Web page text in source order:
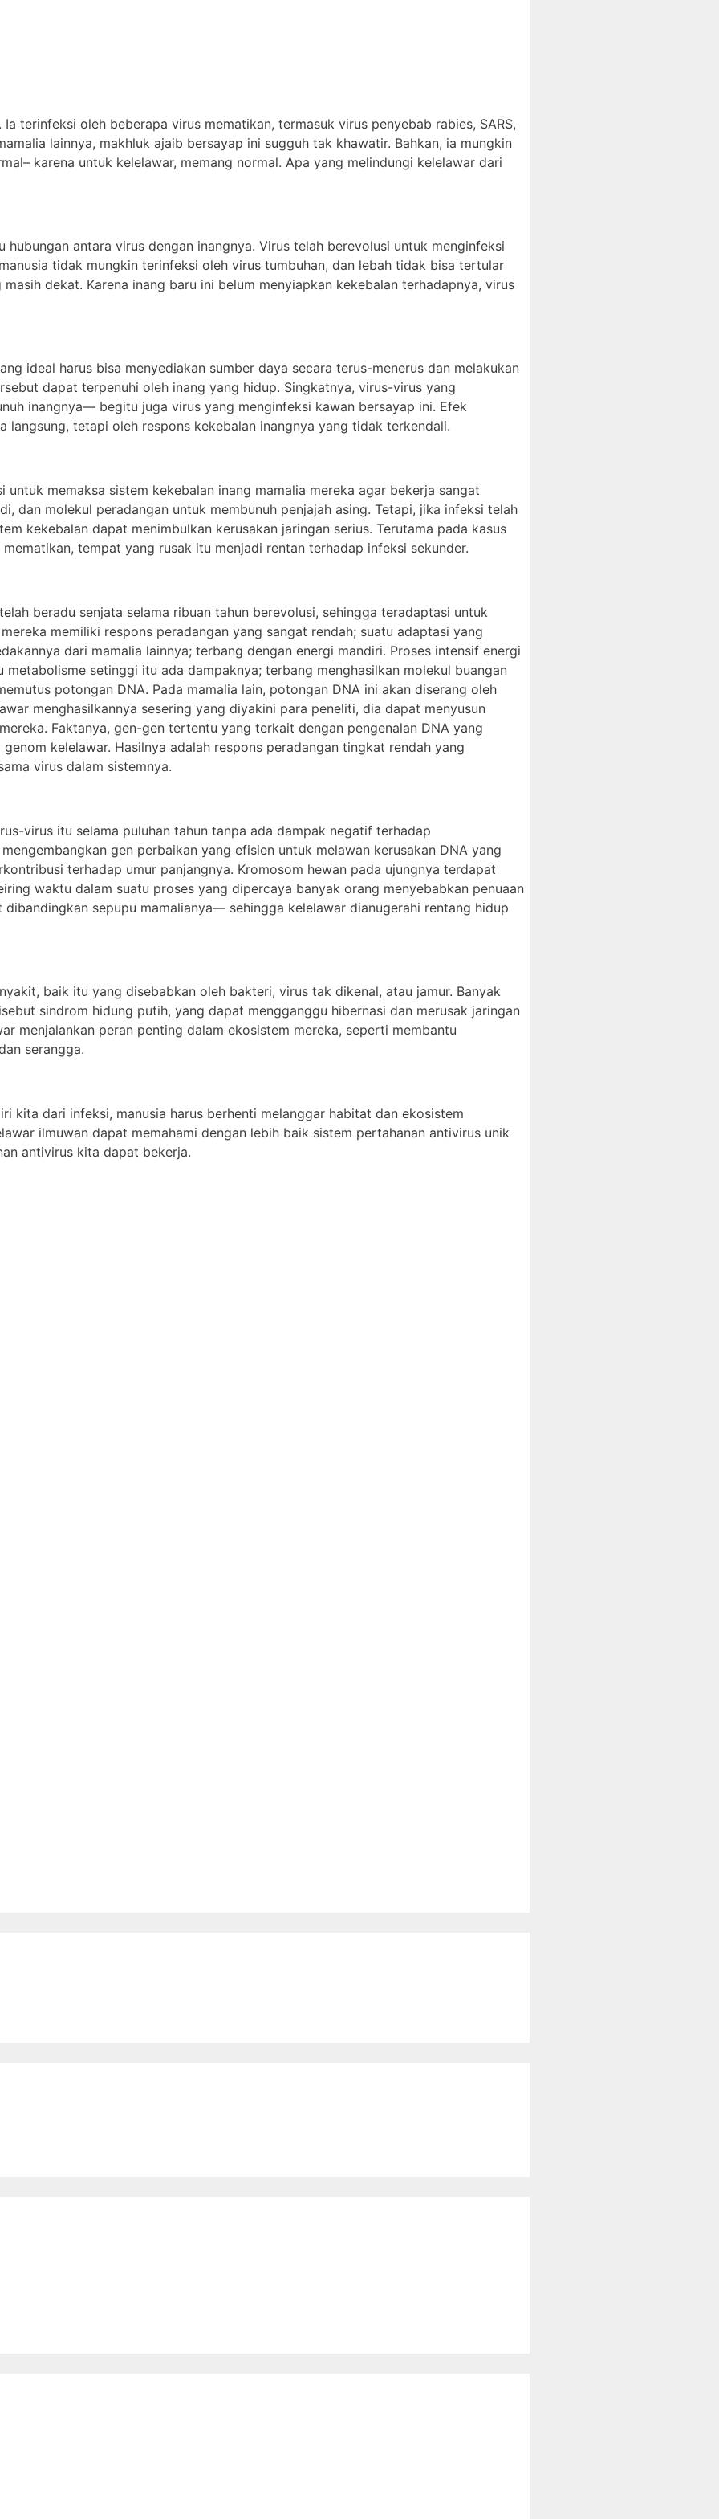
terinfeksi oleh beberapa virus mematikan, termasuk virus penyebab rabies, SARS,
lainnya, makhluk ajaib bersayap ini sugguh tak khawatir. Bahkan, ia mungkin
karena untuk kelelawar, memang normal. Apa yang melindungi kelelawar dari
antara virus dengan inangnya. Virus telah berevolusi untuk menginfeksi
tidak mungkin terinfeksi oleh virus tumbuhan, dan lebah tidak bisa tertular
dekat. Karena inang baru ini belum menyiapkan kekebalan terhadapnya, virus
ideal harus bisa menyediakan sumber daya secara terus-menerus dan melakukan
dapat terpenuhi oleh inang yang hidup. Singkatnya, virus-virus yang
inangnya— begitu juga virus yang menginfeksi kawan bersayap ini. Efek
langsung, tetapi oleh respons kekebalan inangnya yang tidak terkendali.
memaksa sistem kekebalan inang mamalia mereka agar bekerja sangat
dan molekul peradangan untuk membunuh penjajah asing. Tetapi, jika infeksi telah
kekebalan dapat menimbulkan kerusakan jaringan serius. Terutama pada kasus
tempat yang rusak itu menjadi rentan terhadap infeksi sekunder.
beradu senjata selama ribuan tahun berevolusi, sehingga teradaptasi untuk
memiliki respons peradangan yang sangat rendah; suatu adaptasi yang
dari mamalia lainnya; terbang dengan energi mandiri. Proses intensif energi
setinggi itu ada dampaknya; terbang menghasilkan molekul buangan
potongan DNA. Pada mamalia lain, potongan DNA ini akan diserang oleh
menghasilkannya sesering yang diyakini para peneliti, dia dapat menyusun
Faktanya, gen-gen tertentu yang terkait dengan pengenalan DNA yang
kelelawar. Hasilnya adalah respons peradangan tingkat rendah yang
virus dalam sistemnya.
virus itu selama puluhan tahun tanpa ada dampak negatif terhadap
gen perbaikan yang efisien untuk melawan kerusakan DNA yang
terhadap umur panjangnya. Kromosom hewan pada ujungnya terdapat
waktu dalam suatu proses yang dipercaya banyak orang menyebabkan penuaan
sepupu mamalianya— sehingga kelelawar dianugerahi rentang hidup
baik itu yang disebabkan oleh bakteri, virus tak dikenal, atau jamur. Banyak
sindrom hidung putih, yang dapat mengganggu hibernasi dan merusak jaringan
menjalankan peran penting dalam ekosistem mereka, seperti membantu
serangga.
kita dari infeksi, manusia harus berhenti melanggar habitat dan ekosistem
ilmuwan dapat memahami dengan lebih baik sistem pertahanan antivirus unik
antivirus kita dapat bekerja.